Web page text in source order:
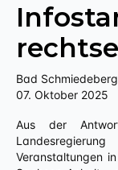
Bad
07. Oktober 2025
Aus der Antwort auf eine kleine Anfrage an die
Veranstaltungen